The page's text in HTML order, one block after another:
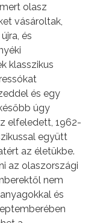
olasz
vásároltak,
és
klasszikus
és egy
úgy
elfeledett, 1962-
együtt
az életükbe.
az olaszországi
nem
és